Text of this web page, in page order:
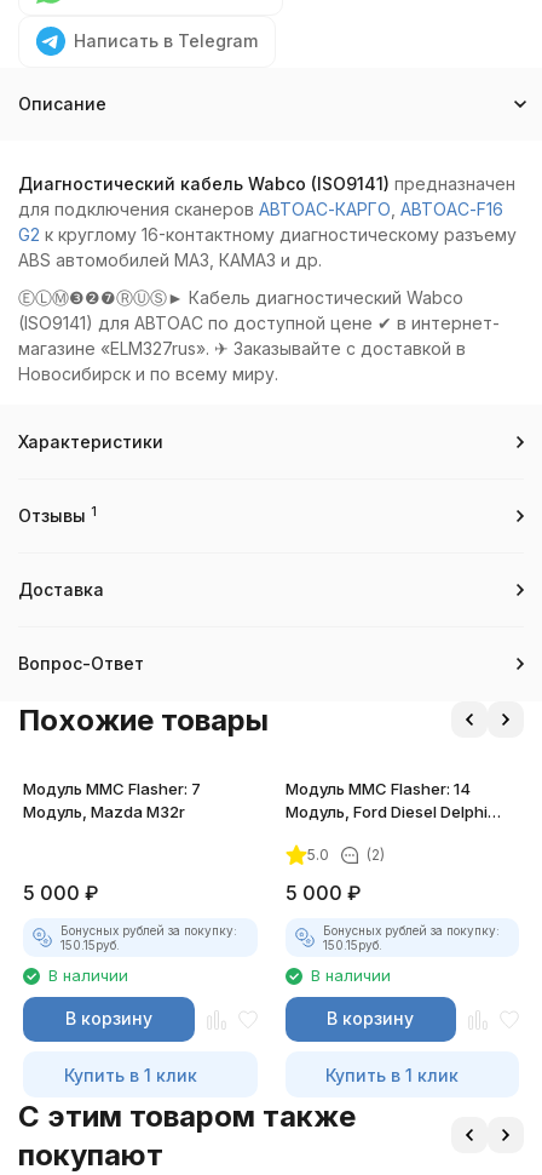
Написать в Telegram
Описание
Диагностический кабель Wabco (ISO9141) предназначен
для подключения сканеров АВТОАС-КАРГО АВТОАС-F16
G2 к круглому 16-контактному диагностическому разъему
ABS автомобилей МАЗ, КАМАЗ и др.
ⒺⓁⓂ❸❷❼ⓇⓊⓈ► Кабель диагностический Wabco
(ISO9141) для АВТОАС по доступной цене ✔ в интернет-
магазине «ELM327rus». ✈ Заказывайте с доставкой в
Новосибирск и по всему миру.
Характеристики
Отзывы 1
Доставка
Вопрос-Ответ
Похожие товары
Модуль MMC Flasher: 7
Модуль, Mazda M32r
5 000 ₽
Бонусных рублей за покупку:
150.15руб.
В наличии
В корзину
Купить в 1 клик
Модуль MMC Flasher: 14
Модуль, Ford Diesel Delphi
5.0 (2)
5 000 ₽
Бонусных рублей за покупку:
150.15руб.
В наличии
В корзину
Купить в 1 клик
C этим товаром также
покупают